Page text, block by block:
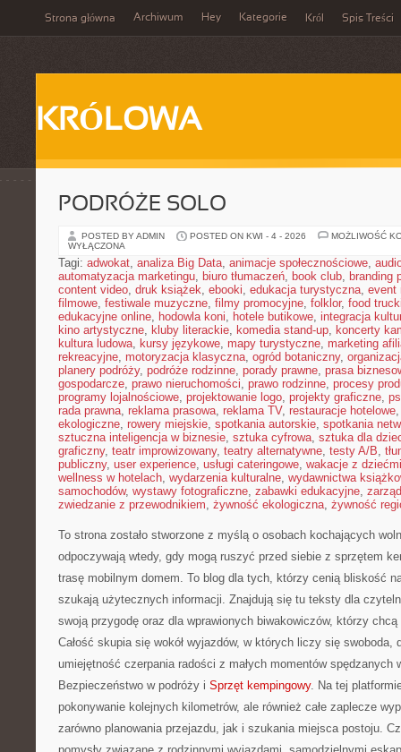
Strona główna Archiwum Hey Kategorie Król Spis Treści
KRÓLOWA
PODRÓŻE SOLO
POSTED BY ADMIN POSTED ON KWI - 4 - 2026
MOŻLIWOŚĆ
WYŁĄCZONA
Tagi: adwokat, analiza Big Data, animacje społecznościowe,
automatyzacja marketingu, biuro tłumaczeń, book club, branding
content video, druk książek, ebooki, edukacja turystyczna, event
filmowe, festiwale muzyczne, filmy promocyjne, folklor, food
edukacyjne online, hodowla koni, hotele butikowe, integracja
kino artystyczne, kluby literackie, komedia stand-up, koncerty
kultura ludowa, kursy językowe, mapy turystyczne, marketing
rekreacyjne, motoryzacja klasyczna, ogród botaniczny,
planery podróży, podróże rodzinne, porady prawne, prasa
gospodarcze, prawo nieruchomości, prawo rodzinne, procesy
programy lojalnościowe, projektowanie logo, projekty graficzne,
rada prawna, reklama prasowa, reklama TV, restauracje hotelowe
ekologiczne, rowery miejskie, spotkania autorskie, spotkania
sztuczna inteligencja w biznesie, sztuka cyfrowa, sztuka dla
graficzny, teatr improwizowany, teatry alternatywne, testy A/B,
publiczny, user experience, usługi cateringowe, wakacje z dziećmi
wellness w hotelach, wydarzenia kulturalne, wydawnictwa
samochodów, wystawy fotograficzne, zabawki edukacyjne,
zwiedzanie z przewodnikiem, żywność ekologiczna, żywność
To strona zostało stworzone z myślą o osobach kochających
odpoczywają wtedy, gdy mogą ruszyć przed siebie z sprzętem
trasę mobilnym domem. To blog dla tych, którzy cenią bliskość
szukają użytecznych informacji. Znajdują się tu teksty dla
swoją przygodę oraz dla wprawionych biwakowiczów, którzy
Całość skupia się wokół wyjazdów, w których liczy się swoboda,
umiejętność czerpania radości z małych momentów spędzanych
Bezpieczeństwo w podróży i Sprzęt kempingowy. Na tej
pokonywanie kolejnych kilometrów, ale również całe zaplecze
zarówno planowania przejazdu, jak i szukania miejsca postoju.